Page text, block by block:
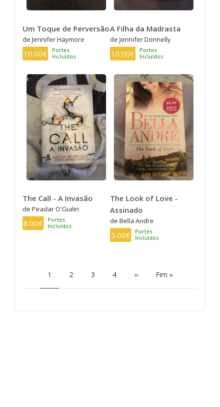
Um Toque de Perversão
de Jennifer Haymore
10.00€
Portes
Incluídos
A Filha da Madrasta
de Jennifer Donnelly
10.00€
Portes
Incluídos
The Call - A Invasão
de Peadar O'Guilin
8.00€
Portes
Incluídos
The Look of Love -
Assinado
de Bella Andre
5.00€
Portes
Incluídos
Página
1 Page
2 Page
3 Page
4 Próxima
›› Última
Fim »